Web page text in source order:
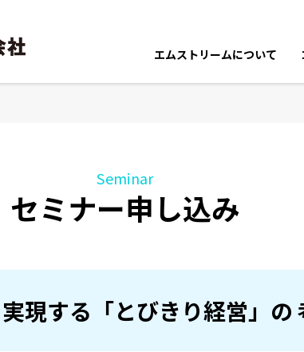
エムストリームについて
ポリシー・スキーム
Seminar
セミナー申し込み
現する「とびきり経営」の